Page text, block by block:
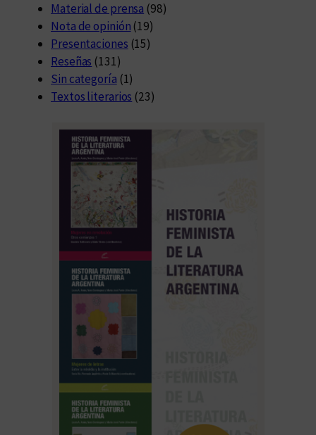
Material de prensa (98)
Nota de opinión (19)
Presentaciones (15)
Reseñas (131)
Sin categoría (1)
Textos literarios (23)